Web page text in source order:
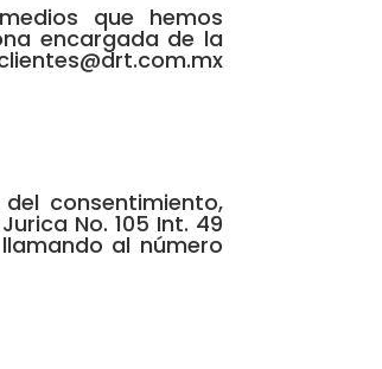
que hemos
encargada de la
consentimiento,
No. 105 Int. 49
al número